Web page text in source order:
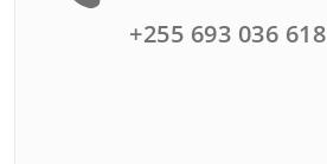
+255 693 036 618